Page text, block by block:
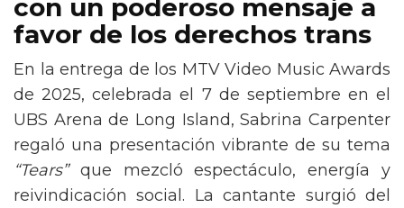
con un poderoso mensaje a
favor de los derechos trans
En la entrega de los MTV Video Music Awards
de 2025, celebrada el 7 de septiembre en el
UBS Arena de Long Island, Sabrina Carpenter
regaló una presentación vibrante de su tema
“Tears”que mezcló espectáculo, energía y
reivindicación social. La cantante surgió del